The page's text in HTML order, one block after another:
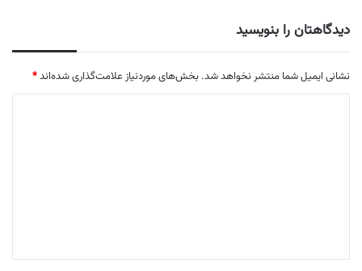
دیدگاهتان را بنویسید
نشانی ایمیل شما منتشر نخواهد شد. بخش‌های موردنیاز علامت‌گذاری شده‌اند*